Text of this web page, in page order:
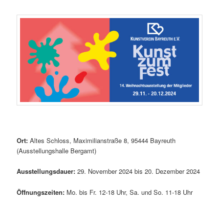
Ort: Altes Schloss, Maximilianstraße 8, 95444 Bayreuth
(Ausstellungshalle Bergamt)
Ausstellungsdauer: 29. November 2024 bis 20. Dezember 2024
Öffnungszeiten: Mo. bis Fr. 12-18 Uhr, Sa. und So. 11-18 Uhr